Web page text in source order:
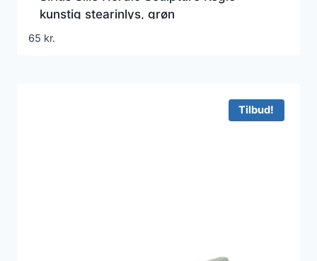
kunstig stearinlys, grøn
65 kr.
Tilbud!